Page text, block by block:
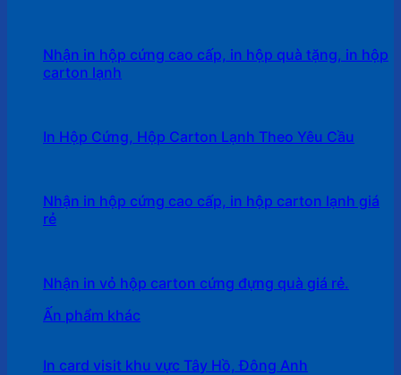
Nhận in hộp cứng cao cấp, in hộp quà tặng, in hộp
carton lạnh
In Hộp Cứng, Hộp Carton Lạnh Theo Yêu Cầu
Nhận in hộp cứng cao cấp, in hộp carton lạnh giá
rẻ
Nhận in vỏ hộp carton cứng đựng quà giá rẻ.
Ấn phẩm khác
In card visit khu vực Tây Hồ, Đông Anh